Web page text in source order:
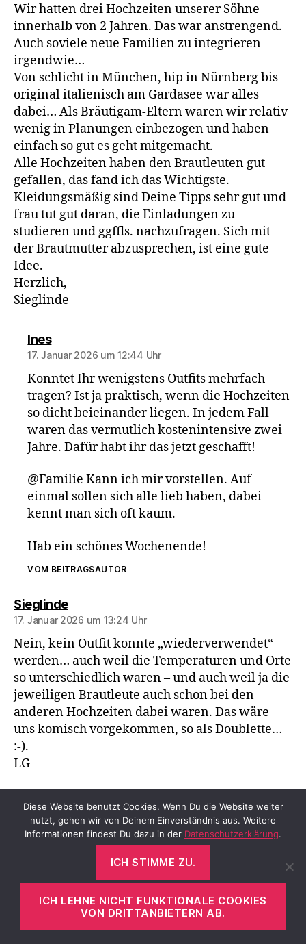
Wir hatten drei Hochzeiten unserer Söhne
innerhalb von 2 Jahren. Das war anstrengend.
Auch soviele neue Familien zu integrieren
irgendwie…
Von schlicht in München, hip in Nürnberg bis
original italienisch am Gardasee war alles
dabei… Als Bräutigam-Eltern waren wir relativ
wenig in Planungen einbezogen und haben
einfach so gut es geht mitgemacht.
Alle Hochzeiten haben den Brautleuten gut
gefallen, das fand ich das Wichtigste.
Kleidungsmäßig sind Deine Tipps sehr gut und
frau tut gut daran, die Einladungen zu
studieren und ggffls. nachzufragen. Sich mit
der Brautmutter abzusprechen, ist eine gute
Idee.
Herzlich,
Sieglinde
Inessagt:
17. Januar 2026 um 12:44 Uhr
Konntet Ihr wenigstens Outfits mehrfach
tragen? Ist ja praktisch, wenn die Hochzeiten
so dicht beieinander liegen. In jedem Fall
waren das vermutlich kostenintensive zwei
Jahre. Dafür habt ihr das jetzt geschafft!
@Familie Kann ich mir vorstellen. Auf
einmal sollen sich alle lieb haben, dabei
kennt man sich oft kaum.
Hab ein schönes Wochenende!
VOM BEITRAGSAUTOR
Sieglindesagt:
17. Januar 2026 um 13:24 Uhr
Nein, kein Outfit konnte „wiederverwendet“
werden… auch weil die Temperaturen und Orte
so unterschiedlich waren – und auch weil ja die
jeweiligen Brautleute auch schon bei den
anderen Hochzeiten dabei waren. Das wäre
uns komisch vorgekommen, so als Doublette…
:-).
LG
Carosagt:
17. Januar 2026 um 14:09 Uhr
Sehr schönes Thema und tolle Tipps von dir
dazu. Ich gehöre zum Team Jumpsuit und trage
diese bei jedem sich bietenden Anlass, sogar
zum Shopping. So schlimm finde ich das
Verrenken beim An- und Ausziehen nicht. Ich
kann mich noch gut erinnern, wie du mir
Diese Website benutzt Cookies. Wenn Du die Website weiter
nutzt, gehen wir von Deinem Einverständnis aus. Weitere
Informationen findest Du dazu in der Datenschutzerklärung.
ICH STIMME ZU.
ICH LEHNE NICHT FUNKTIONALE COOKIES
VON DRITTANBIETERN AB.